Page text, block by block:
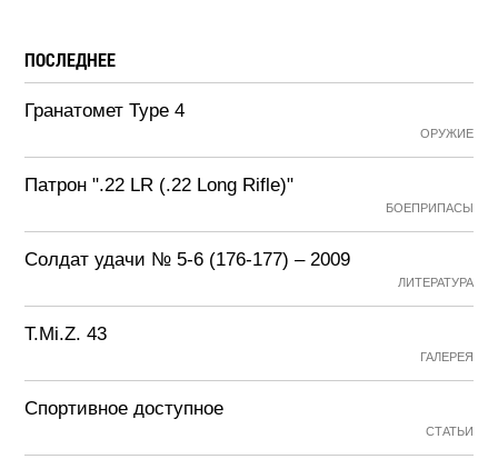
ПОСЛЕДНЕЕ
Гранатомет Type 4
ОРУЖИЕ
Патрон ".22 LR (.22 Long Rifle)"
БОЕПРИПАСЫ
Солдат удачи № 5-6 (176-177) – 2009
ЛИТЕРАТУРА
T.Mi.Z. 43
ГАЛЕРЕЯ
Спортивное доступное
СТАТЬИ